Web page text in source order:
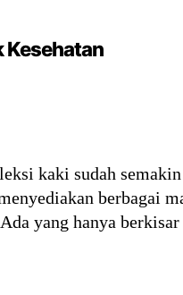
Kesehatan
kaki sudah
berbagai
yang hanya